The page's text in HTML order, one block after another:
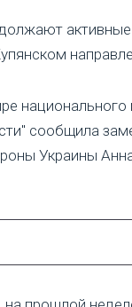
активные
сообщила
Украины